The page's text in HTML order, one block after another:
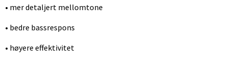
• mer detaljert mellomtone
• bedre bassrespons
• høyere effektivitet